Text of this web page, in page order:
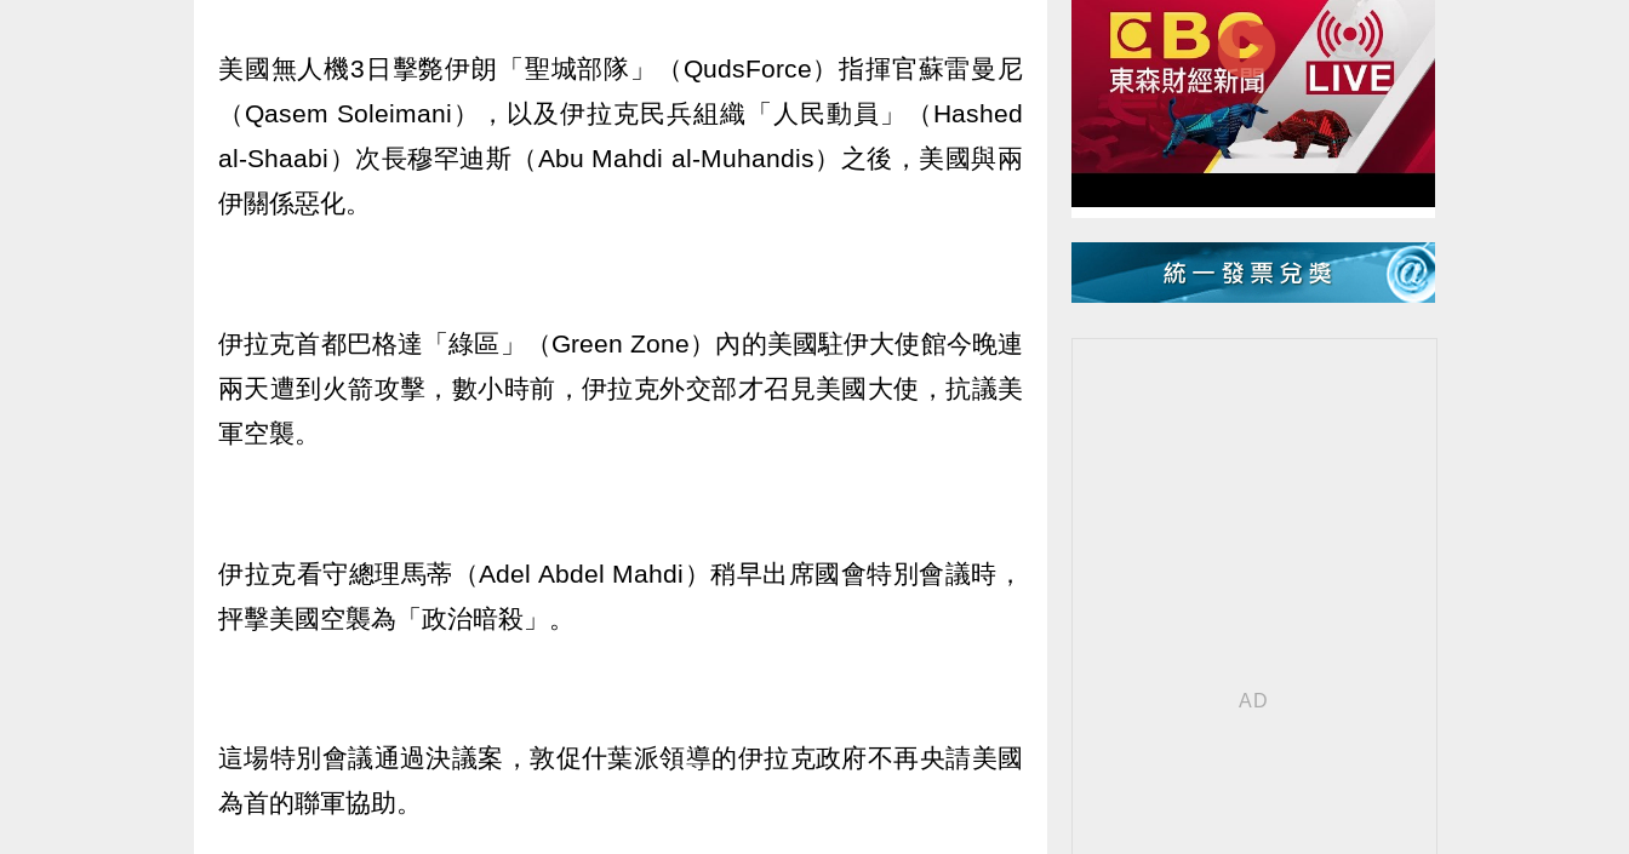
美國無人機3日擊斃伊朗「聖城部隊」（QudsForce）指揮官蘇雷曼尼
（Qasem Soleimani），以及伊拉克民兵組織「人民動員」（Hashed
al-Shaabi）次長穆罕迪斯（Abu Mahdi al-Muhandis）之後，美國與兩
伊關係惡化。
伊拉克首都巴格達「綠區」（Green Zone）內的美國駐伊大使館今晚連
兩天遭到火箭攻擊，數小時前，伊拉克外交部才召見美國大使，抗議美
軍空襲。
伊拉克看守總理馬蒂（Adel Abdel Mahdi）稍早出席國會特別會議時，
抨擊美國空襲為「政治暗殺」。
這場特別會議通過決議案，敦促什葉派領導的伊拉克政府不再央請美國
為首的聯軍協助。